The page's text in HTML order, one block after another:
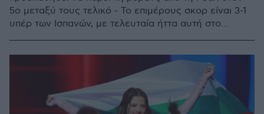
5ο μεταξύ τους τελικό - Το επιμέρους σκορ είναι 3-1
υπέρ των Ισπανών, με τελευταία ήττα αυτή στο